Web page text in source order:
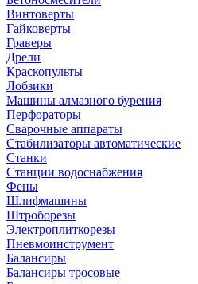
Винтоверты
Гайковерты
Граверы
Дрели
Краскопульты
Лобзики
Машины алмазного бурения
Перфораторы
Сварочные аппараты
Стабилизаторы автоматические
Станки
Станции водоснабжения
Фены
Шлифмашины
Штроборезы
Электроплиткорезы
Пневмоинструмент
Балансиры
Балансиры тросовые